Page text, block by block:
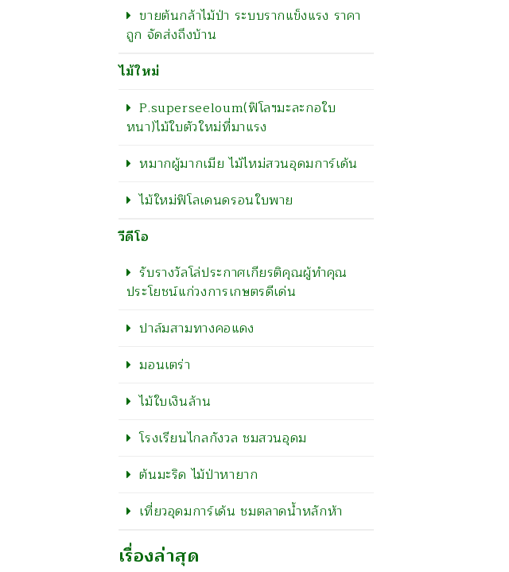
ขายต้นกล้าไม้ป่า ระบบรากแข็งแรง ราคา
ถูก จัดส่งถึงบ้าน
ไม้ใหม่
P.superseeloum(ฟิโลฯมะละกอใบ
หนา)ไม้ใบตัวใหม่ที่มาแรง
หมากผู้มากเมีย ไม้ไหม่สวนอุดมการ์เด้น
ไม้ใหม่ฟิโลเดนดรอนใบพาย
วีดีโอ
รับรางวัลโล่ประกาศเกียรติคุณผู้ทำคุณ
ประโยชน์แก่วงการเกษตรดีเด่น
ปาล์มสามทางคอแดง
มอนเตร่า
ไม้ใบเงินล้าน
โรงเรียนไกลกังวล ชมสวนอุดม
ต้นมะริด ไม้ป่าหายาก
เที่ยวอุดมการ์เด้น ชมตลาดน้ำหลักห้า
เรื่องล่าสุด